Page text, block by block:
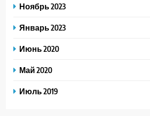
Ноябрь 2023
Январь 2023
Июнь 2020
Май 2020
Июль 2019